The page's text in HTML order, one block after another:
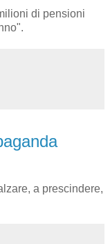
di pensioni
a prescindere,